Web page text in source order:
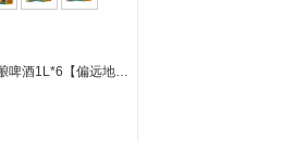
库里南德式小麦精酿啤酒1L*6【偏远地区不发货】